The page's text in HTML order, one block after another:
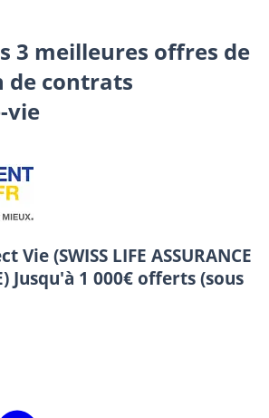
3 meilleures offres de
de contrats
vie
Vie (SWISS LIFE ASSURANCE
Jusqu'à 1 000€ offerts (sous